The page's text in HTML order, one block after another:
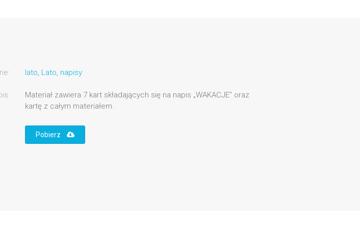
lato, Lato, napisy
Materiał zawiera 7 kart składających się na napis „WAKACJE” oraz
kartę z całym materiałem.
Pobierz